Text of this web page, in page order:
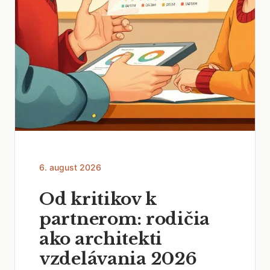
6. august 2026
Od kritikov k
partnerom: rodičia
ako architekti
vzdelávania 2026